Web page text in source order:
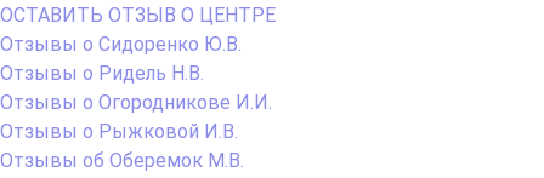
ОСТАВИТЬ ОТЗЫВ О ЦЕНТРЕ
Отзывы о Сидоренко Ю.В.
Отзывы о Ридель Н.В.
Отзывы о Огородникове И.И.
Отзывы о Рыжковой И.В.
Отзывы об Оберемок М.В.